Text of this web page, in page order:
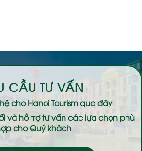
CẦU TƯ VẤN
choHanoi Tourismqua đây
và hỗ trợ tư vấn các lựa chọn phù
cho Quý khách